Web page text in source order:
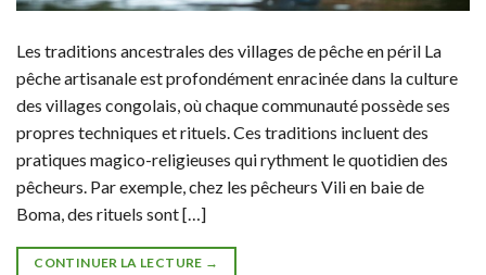
Les traditions ancestrales des villages de pêche en péril La
pêche artisanale est profondément enracinée dans la culture
des villages congolais, où chaque communauté possède ses
propres techniques et rituels. Ces traditions incluent des
pratiques magico-religieuses qui rythment le quotidien des
pêcheurs. Par exemple, chez les pêcheurs Vili en baie de
Boma, des rituels sont […]
CONTINUER LA LECTURE →